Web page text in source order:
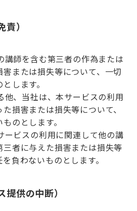
）
講師を含む第三者の作為または
または損失等について、一切
します。
他、当社は、本サービスの利用
損害または損失等について、
のとします。
ービスの利用に関連して他の講
者に与えた損害または損失等
負わないものとします。
供の中断）